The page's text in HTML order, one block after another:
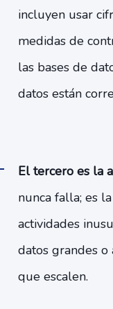
incluyen usar
medidas de
las bases de
datos están
El tercero es la
nunca falla; es
actividades
datos grandes
que escalen.